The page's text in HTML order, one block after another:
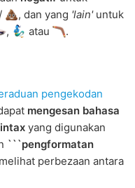
/ , dan yang 'lain'untuk
, atau .
pengekodan
mengesan bahasa
yang digunakan
```pengformatan
perbezaan antara